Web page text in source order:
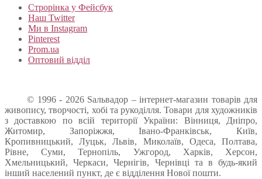
Строрінка у Фейсбук
Наш Twitter
Ми в Instagram
Pinterest
Prom.ua
Оптовий відділ
© 1996 - 2026 Sальвадор – інтернет-магазин товарів для
живопису, творчості, хобі та рукоділля. Товари для художників
з доставкою по всій території України: Вінниця, Дніпро,
Житомир, Запоріжжя, Івано-Франківськ, Київ,
Кропивницький, Луцьк, Львів, Миколаїв, Одеса, Полтава,
Рівне, Суми, Тернопіль, Ужгород, Харків, Херсон,
Хмельницький, Черкаси, Чернігів, Чернівці та в будь-який
інший населений пункт, де є відділення Нової пошти.